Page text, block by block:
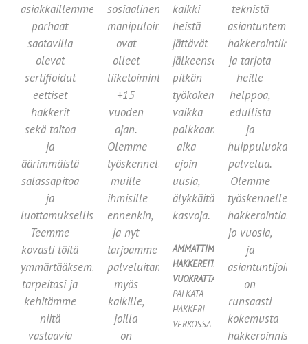
asiakkaillemme
parhaat
saatavilla
olevat
sertifioidut
eettiset
hakkerit
sekä taitoa
ja
äärimmäistä
salassapitoa
ja
luottamuksellisuutta.
Teemme
kovasti töitä
ymmärtääksemme
tarpeitasi ja
kehitämme
niitä
vastaavia
sosiaalinen
manipulointi
ovat
olleet
liiketoimintaamme
+15
vuoden
ajan.
Olemme
työskennelleet
muille
ihmisille
ennenkin,
ja nyt
tarjoamme
palveluitamme
myös
kaikille,
joilla
on
kaikki
heistä
jättävät
jälkeensä
pitkän
työkokemuksen,
vaikka
palkkaammekin
aika
ajoin
uusia,
älykkäitä
kasvoja.
AMMATTIMAISIA
HAKKEREITA
VUOKRATTAVAKSI
PALKATA
HAKKERI
VERKOSSA
teknistä
asiantuntemusta
hakkerointiin,
ja tarjota
heille
helppoa,
edullista
ja
huippuluokan
palvelua.
Olemme
työskennelleet
hakkerointialalla
jo vuosia,
ja
on
runsaasti
kokemusta
hakkeroinnista,